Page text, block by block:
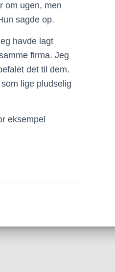
om ugen, men
sagde op.
havde lagt
firma. Jeg
det til dem.
lige pludselig
eksempel